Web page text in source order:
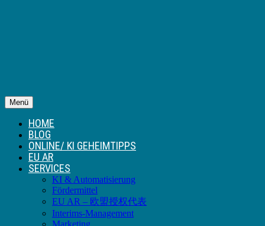
Menü
HOME
BLOG
ONLINE/ KI GEHEIMTIPPS
EU AR
SERVICES
KI & Automatisierung
Fördermittel
EU AR – 欧盟授权代表
Interims-Management
Marketing